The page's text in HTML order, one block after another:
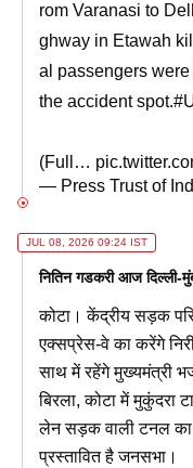
rom Varanasi to
ghway in Etawah
al passengers
the accident spot.
(Full…
— Press Trust of
JUL 08, 2026 09:24 IST
नितिन गडकरी आज दिल्ली-
कोटा। केंद्रीय सड़क
एक्सप्रेस-वे का करेंगे
साथ में रहेंगे मुख्यमंत्री
बिरला, कोटा में मुकुंदरा
लेन सड़क वाली टनल का
प्रस्तावित है जनसभा।